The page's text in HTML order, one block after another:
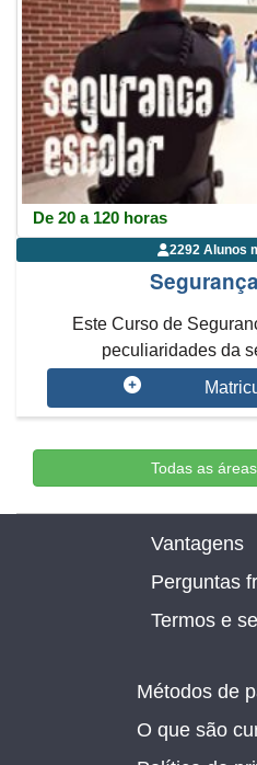
De 20 a 120 horas
2292 Alunos
Este Curso de
peculiaridades da
Todas as
Vantagens
Perguntas
Termos e
Métodos de
O que são